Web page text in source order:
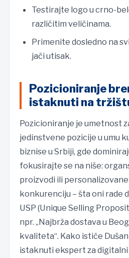
Testirajte logo u crno-
različitim veličinama.
Primenite dosledno na
jači utisak.
Pozicioniranje
istaknuti na
Pozicioniranje je umetnost
jedinstvene pozicije u umu
biznise u Srbiji, gde
fokusirajte se na niše:
proizvodi ili
konkurenciju – šta oni rade
USP (Unique Selling
npr. „Najbrža dostava u
kvaliteta“. Kako ističe
istaknuti ekspert za